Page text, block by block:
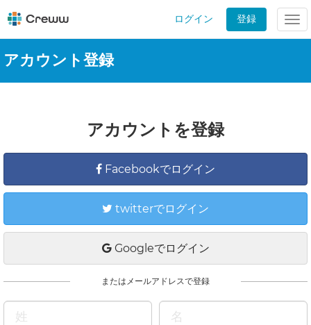
ログイン 登録
アカウント登録
アカウントを登録
Facebookでログイン
twitterでログイン
Googleでログイン
またはメールアドレスで登録